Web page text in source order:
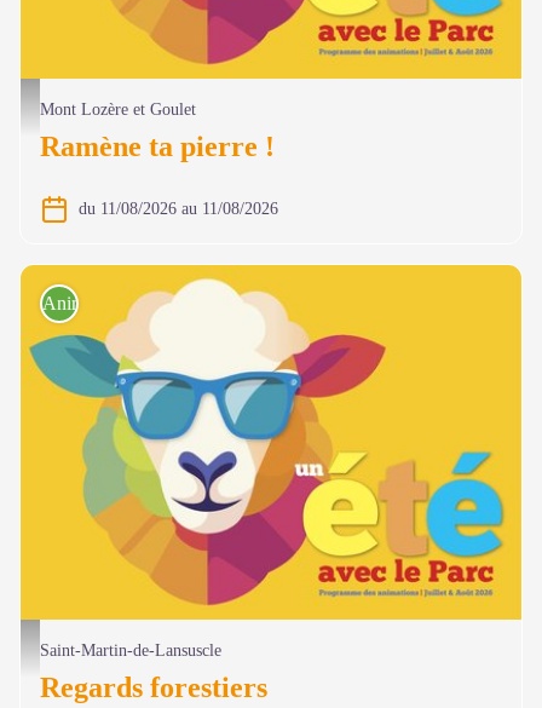
@ Olivier Prohin
Mont Lozère et Goulet
Ramène ta pierre !
du 11/08/2026 au 11/08/2026
@ Olivier Prohin
Animations
Saint-Martin-de-Lansuscle
Regards forestiers